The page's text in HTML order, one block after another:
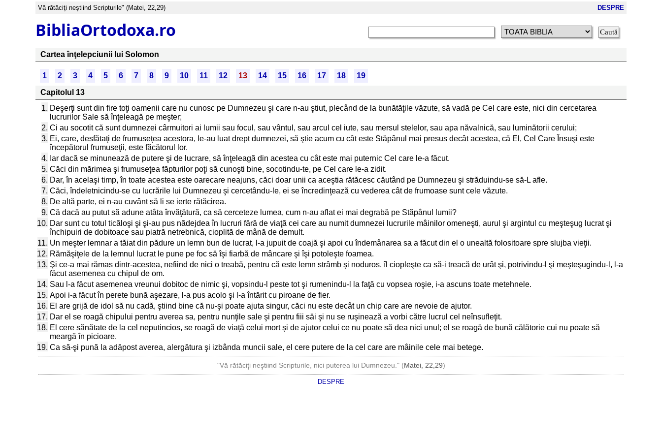
Vă rătăciţi neştiind Scripturile" (Matei, 22,29) DESPRE
BibliaOrtodoxa.ro
Cartea înţelepciunii lui Solomon
1 2 3 4 5 6 7 8 9 10 11 12 13 14 15 16 17 18
19
Capitolul 13
1. Deşerţi sunt din fire toţi oamenii care nu cunosc pe Dumnezeu şi care n-au ştiut, plecând de la bunătăţile văzute, să vadă pe Cel care este, nici din cercetarea
lucrurilor Sale să înţeleagă pe meşter;
2. Ci au socotit că sunt dumnezei cârmuitori ai lumii sau focul, sau vântul, sau arcul cel iute, sau mersul stelelor, sau apa năvalnică, sau luminătorii cerului;
3. Ei, care, desfătaţi de frumuseţea acestora, le-au luat drept dumnezei, să ştie acum cu cât este Stăpânul mai presus decât acestea, că El, Cel Care Însuşi este
începătorul frumuseţii, este făcătorul lor.
4. Iar dacă se minunează de putere şi de lucrare, să înţeleagă din acestea cu cât este mai puternic Cel care le-a făcut.
5. Căci din mărimea şi frumuseţea făpturilor poţi să cunoşti bine, socotindu-te, pe Cel care le-a zidit.
6. Dar, în acelaşi timp, în toate acestea este oarecare neajuns, căci doar unii ca aceştia rătăcesc căutând pe Dumnezeu şi străduindu-se să-L afle.
7. Căci, îndeletnicindu-se cu lucrările lui Dumnezeu şi cercetându-le, ei se încredinţează cu vederea cât de frumoase sunt cele văzute.
8. De altă parte, ei n-au cuvânt să li se ierte rătăcirea.
9. Că dacă au putut să adune atâta învăţătură, ca să cerceteze lumea, cum n-au aflat ei mai degrabă pe Stăpânul lumii?
10. Dar sunt cu totul ticăloşi şi şi-au pus nădejdea în lucruri fără de viaţă cei care au numit dumnezei lucrurile mâinilor omeneşti, aurul şi argintul cu meşteşug lucrat şi
închipuiri de dobitoace sau piatră netrebnică, cioplită de mână de demult.
11. Un meşter lemnar a tăiat din pădure un lemn bun de lucrat, l-a jupuit de coajă şi apoi cu îndemânarea sa a făcut din el o unealtă folositoare spre slujba vieţii.
12. Rămăşiţele de la lemnul lucrat le pune pe foc să îşi fiarbă de mâncare şi îşi potoleşte foamea.
13. Şi ce-a mai rămas dintr-acestea, nefiind de nici o treabă, pentru că este lemn strâmb şi noduros, îl ciopleşte ca să-i treacă de urât şi, potrivindu-l şi meşteşugindu-l, l-a
făcut asemenea cu chipul de om.
14. Sau l-a făcut asemenea vreunui dobitoc de nimic şi, vopsindu-l peste tot şi rumenindu-l la faţă cu vopsea roşie, i-a ascuns toate metehnele.
15. Apoi i-a făcut în perete bună aşezare, l-a pus acolo şi l-a întărit cu piroane de fier.
16. El are grijă de idol să nu cadă, ştiind bine că nu-şi poate ajuta singur, căci nu este decât un chip care are nevoie de ajutor.
17. Dar el se roagă chipului pentru averea sa, pentru nunţile sale şi pentru fiii săi şi nu se ruşinează a vorbi către lucrul cel neînsufleţit.
18. El cere sănătate de la cel neputincios, se roagă de viaţă celui mort şi de ajutor celui ce nu poate să dea nici unul; el se roagă de bună călătorie cui nu poate să
meargă în picioare.
19. Ca să-şi pună la adăpost averea, alergătura şi izbânda muncii sale, el cere putere de la cel care are mâinile cele mai betege.
"Vă rătăciţi neştiind Scripturile, nici puterea lui Dumnezeu." (Matei, 22,29)
DESPRE